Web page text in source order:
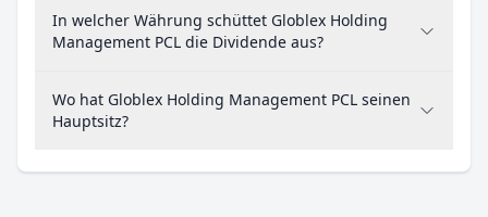
In welcher Währung schüttet Globlex Holding
Management PCL die Dividende aus?
Wo hat Globlex Holding Management PCL seinen
Hauptsitz?